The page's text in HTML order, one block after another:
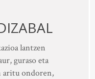
lantzen
guraso eta
aritu ondoren,